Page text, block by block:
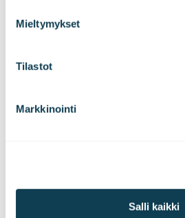
Mieltymykset
Tilastot
Markkinointi
Salli kaikki
kuin huomisen digitaalisesta